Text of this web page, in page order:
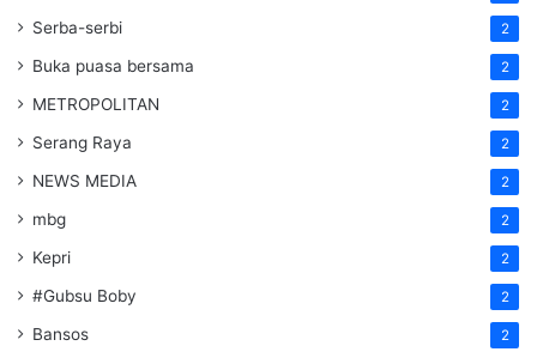
Serba-serbi 2
Buka puasa bersama 2
METROPOLITAN 2
Serang Raya 2
NEWS MEDIA 2
mbg 2
Kepri 2
#Gubsu Boby 2
Bansos 2